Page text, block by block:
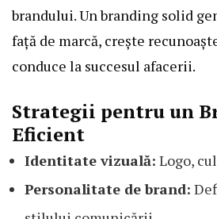
brandului. Un branding solid
față de marcă, crește
conduce la succesul afacerii.
Strategii pentru un
Eficient
Identitate vizuală: Logo,
Personalitate de brand: